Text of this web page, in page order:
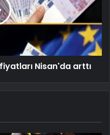
Nisan'da arttı